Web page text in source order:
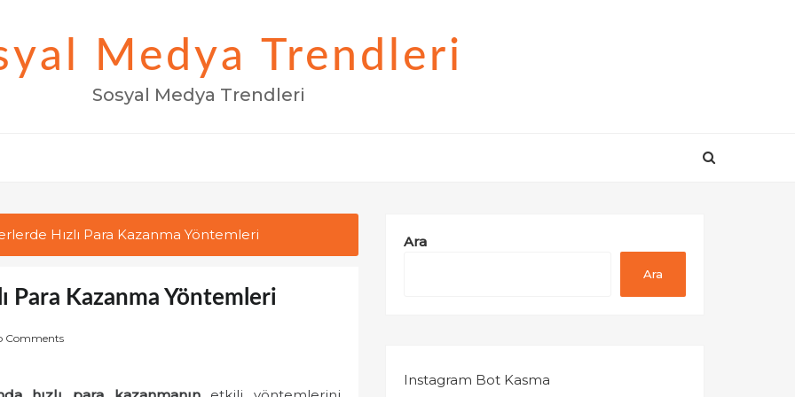
Medya Trendleri
Sosyal Medya Trendleri
Hızlı Para Kazanma Yöntemleri
Para Kazanma Yöntemleri
Comments
Ara
Ara
Instagram Bot Kasma